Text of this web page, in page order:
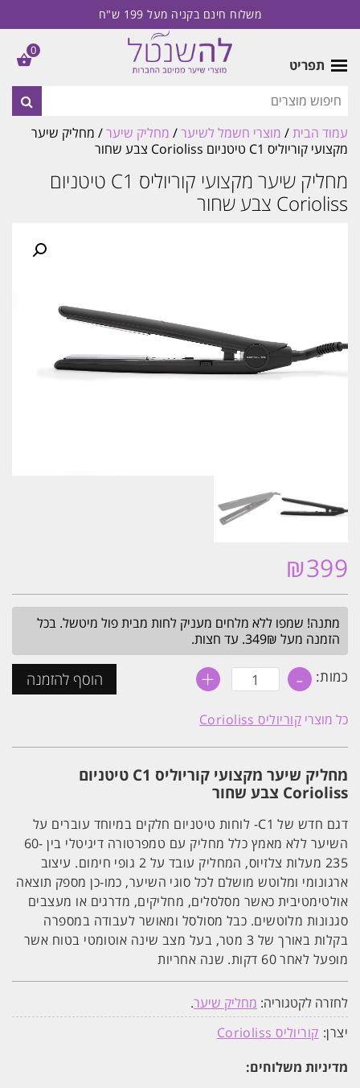
משלוח חינם בקניה מעל 199 ש"ח
תפריט
עמוד הבית/ מוצרי חשמל לשיער/ מחליק שיער/ מחליק שיער
מקצועי קוריוליס C1 טיטניום Corioliss צבע שחור
מחליק שיער מקצועי קוריוליס C1 טיטניום
Corioliss צבע שחור
₪399
מתנה! שמפו ללא מלחים מעניק לחות מבית פול מיטשל. בכל
הזמנה מעל 349₪. עד חצות.
כמות: - כמות
של
שיער
מקצועי
C1
Corioliss
צבע
שחור
+ הוסף להזמנה
כל מוצרי קוריוליס Corioliss
מחליק שיער מקצועי קוריוליס C1 טיטניום
Corioliss צבע שחור
דגם חדש של C1- לוחות טיטניום חלקים במיוחד עוברים על
השיער ללא מאמץ כלל מחליק עם טמפרטורה דיגיטלי בין 60-
235 מעלות צלזיוס, המחליק עובד על 2 גופי חימום. עיצוב
ארגונומי ומלוטש מושלם לכל סוגי השיער, כמו-כן מספק תוצאה
אולטימטיבית כאשר מסלסלים, מחליקים, מדרגים או מעצבים
סגנונות מלוטשים. כבל מסולסל ומאושר לעבודה במספרה
בקלות באורך של 3 מטר, בעל מצב שינה אוטומטי בטוח אשר
מופעל לאחר 60 דקות. שנה אחריות
לחזרה לקטגוריה: מחליק שיער.
יצרן: קוריוליס Corioliss
מדיניות משלוחים:
0